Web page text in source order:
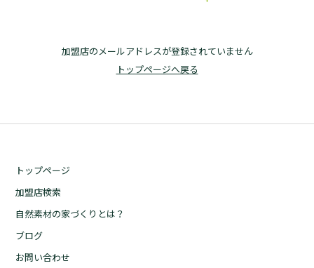
トップページ
加盟店検索
自然素材の家づくりとは？
ブログ
お問い合わせ
加盟店のメールアドレスが登録されていません
トップページへ戻る
トップページ
加盟店検索
自然素材の家づくりとは？
ブログ
お問い合わせ